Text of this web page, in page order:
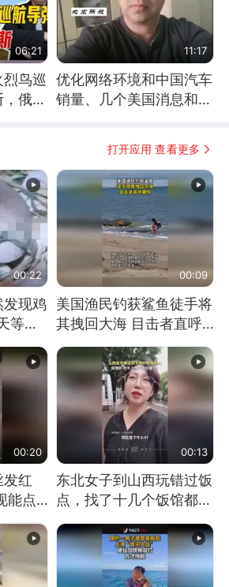
06:21
鸟巡
俄军
11:17
优化网络环境和中国汽车
销量、几个美国消息和俄
打开应用 查看更多
00:22
发现鸡
等它
00:09
美国渔民钓获鲨鱼徒手将
其拽回大海 目击者直呼
震惊 （视频来源：参考
消息）
00:20
发红
能点
报警
00:13
东北女子到山西玩错过饭
点，找了十几个饭馆都没
开门：午休到几点